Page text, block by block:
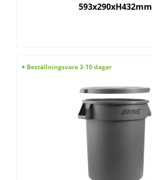
593x290xH432mm
Beställningsvara 3-10 dagar